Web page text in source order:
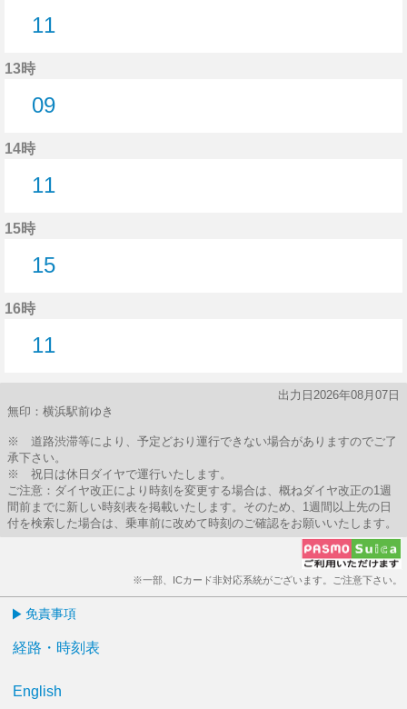
11
13時
09
14時
11
15時
15
16時
11
出力日2026年08月07日
無印：横浜駅前ゆき
※ 道路渋滞等により、予定どおり運行できない場合がありますのでご了
承下さい。
※ 祝日は休日ダイヤで運行いたします。
ご注意：ダイヤ改正により時刻を変更する場合は、概ねダイヤ改正の1週
間前までに新しい時刻表を掲載いたします。そのため、1週間以上先の日
付を検索した場合は、乗車前に改めて時刻のご確認をお願いいたします。
※一部、ICカード非対応系統がございます。ご注意下さい。
免責事項
経路・時刻表
English